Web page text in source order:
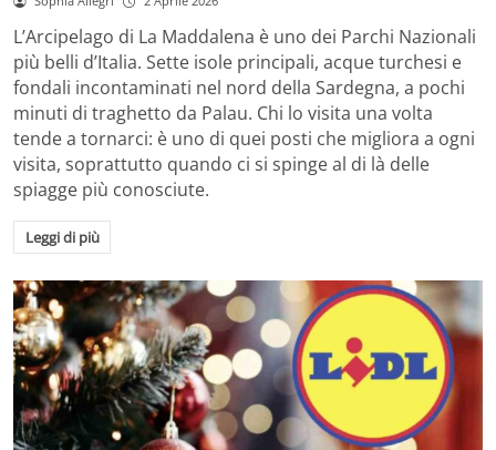
L’Arcipelago di La Maddalena è uno dei Parchi Nazionali
più belli d’Italia. Sette isole principali, acque turchesi e
fondali incontaminati nel nord della Sardegna, a pochi
minuti di traghetto da Palau. Chi lo visita una volta
tende a tornarci: è uno di quei posti che migliora a ogni
visita, soprattutto quando ci si spinge al di là delle
spiagge più conosciute.
Leggi di più